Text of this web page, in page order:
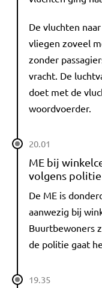
De vluchten
vliegen zoveel
zonder
vracht. De
doet met de
woordvoerder.
20.01
ME bij
volgens
De ME is
aanwezig bij
Buurtbewoners
de politie gaat
19.35